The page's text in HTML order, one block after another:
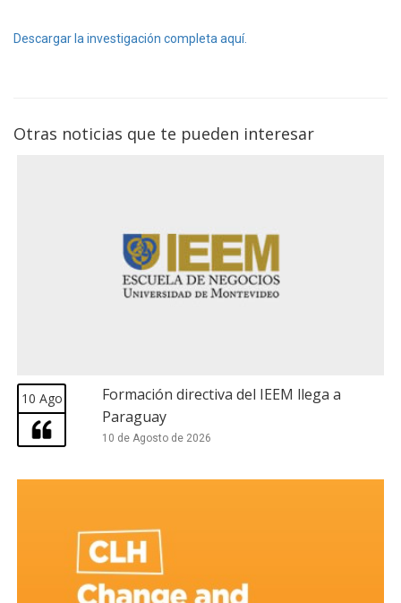
Descargar la investigación completa aquí.
Otras noticias que te pueden interesar
10 Ago
Formación directiva del IEEM llega a
Paraguay
10 de Agosto de 2026